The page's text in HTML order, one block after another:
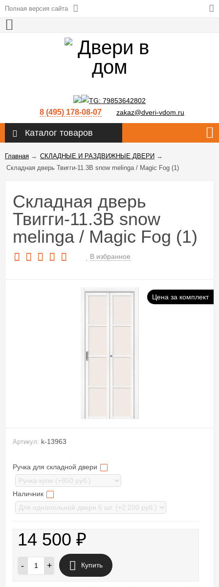
Полная версия сайта
8 (495) 178-08-07 zakaz@dveri-vdom.ru
Каталог товаров
Главная → СКЛАДНЫЕ И РАЗДВИЖНЫЕ ДВЕРИ →
Складная дверь Твигги-11.3B snow melinga / Magic Fog (1)
Складная дверь
Твигги-11.3B snow
melinga / Magic Fog (1)
В избранное
Цена за комплект
Артикул: k-13963
Ручка для складной двери
Наличник
14 500 ₽
- + Купить